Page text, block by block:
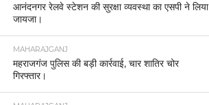
आनंदनगर रेलवे स्टेशन की सुरक्षा व्यवस्था का एसपी ने लिया
जायजा।
MAHARAJGANJ
महराजगंज पुलिस की बड़ी कार्रवाई, चार शातिर चोर
गिरफ्तार।